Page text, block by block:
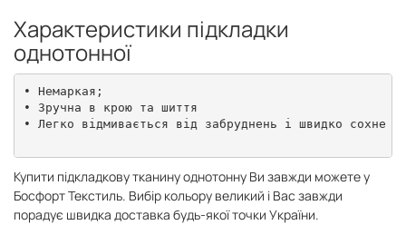
Характеристики підкладки
однотонної
• Немаркая;
• Зручна в крою та шиття
• Легко відмивається від забруднень і швидко сохне
Купити підкладкову тканину однотонну Ви завжди можете у
Босфорт Текстиль. Вибір кольору великий і Вас завжди
порадує швидка доставка будь-якої точки України.